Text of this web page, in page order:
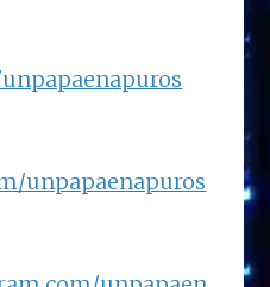
unpapaenapuros